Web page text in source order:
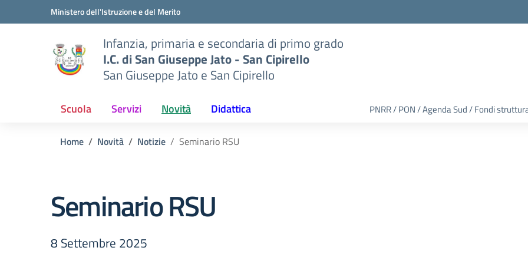
Vai ai contenuti
Vai al menu di navigazioneMinistero dell'Istruzione e del Merito
Infanzia, primaria e secondaria di primo grado
I.C. di San Giuseppe Jato - San Cipirello
San Giuseppe Jato e San Cipirello
Scuola Servizi Novità Didattica PNRR / PON / Agenda Sud / Fondi
Home Novità Notizie Seminario RSU
Seminario RSU
8 Settembre 2025